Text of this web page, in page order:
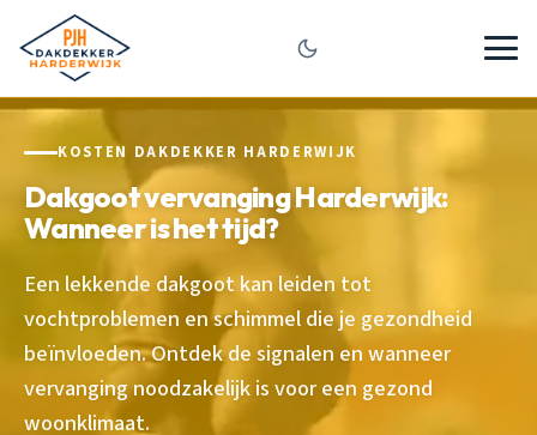
KOSTEN DAKDEKKER HARDERWIJK
Dakgoot vervanging Harderwijk:
Wanneer is het tijd?
Een lekkende dakgoot kan leiden tot
vochtproblemen en schimmel die je gezondheid
beïnvloeden. Ontdek de signalen en wanneer
vervanging noodzakelijk is voor een gezond
woonklimaat.